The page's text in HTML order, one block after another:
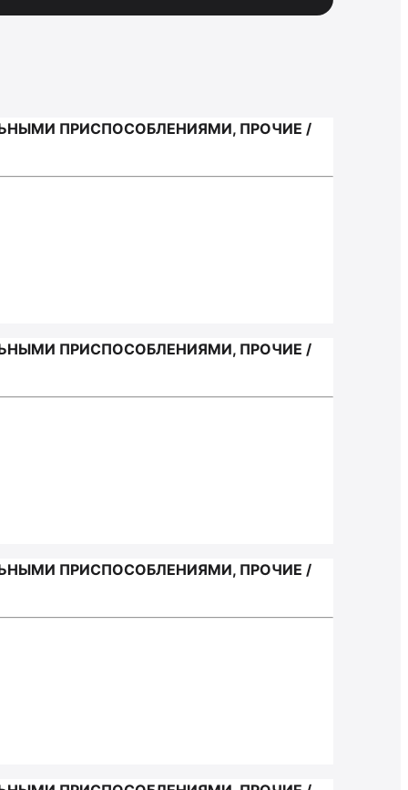
ПРИСПОСОБЛЕНИЯМИ, ПРОЧИЕ /
ПРИСПОСОБЛЕНИЯМИ, ПРОЧИЕ /
ПРИСПОСОБЛЕНИЯМИ, ПРОЧИЕ /